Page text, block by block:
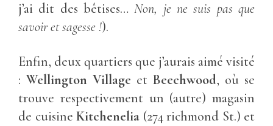
j’ai dit des bêtises…Non, je ne suis pas que
savoir et sagesse !).
Enfin, deux quartiers que j’aurais aimé visité
: Wellington Village et Beechwood, où se
trouve respectivement un (autre) magasin
de cuisine Kitchenelia (274 richmond St.) et